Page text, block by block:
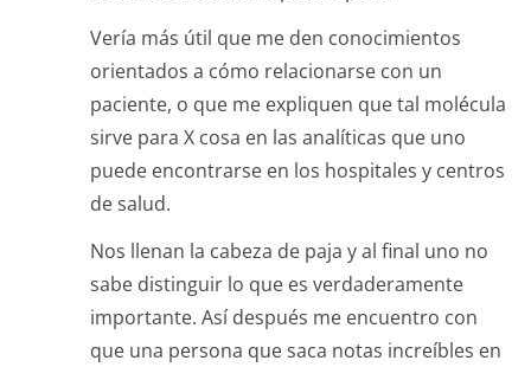
Vería más útil que me den conocimientos
orientados a cómo relacionarse con un
paciente, o que me expliquen que tal molécula
sirve para X cosa en las analíticas que uno
puede encontrarse en los hospitales y centros
de salud.
Nos llenan la cabeza de paja y al final uno no
sabe distinguir lo que es verdaderamente
importante. Así después me encuentro con
que una persona que saca notas increíbles en